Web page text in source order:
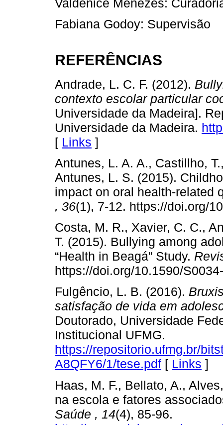
Valdenice Menezes:
Fabiana Godoy: Supervisão
REFERÊNCIAS
Andrade, L. C. F. (2012).
contexto escolar particular
Universidade da Madeira].
Universidade da Madeira.
[ Links ]
Antunes, L. A. A., Castillho,
Antunes, L. S. (2015).
impact on oral health-related
, 36(1), 7-12. https://doi.org/
Costa, M. R., Xavier, C. C.,
T. (2015). Bullying among
“Health in Beagá” Study.
https://doi.org/10.1590/
Fulgêncio, L. B. (2016).
satisfação de vida em
Doutorado, Universidade
Institucional UFMG.
https://repositorio.ufmg.br/
A8QFY6/1/tese.pdf [ Links ]
Haas, M. F., Bellato, A.,
na escola e fatores
Saúde , 14(4), 85-96.